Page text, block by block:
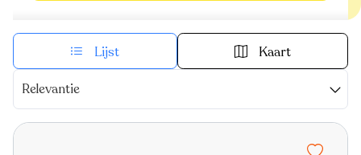
Lijst Kaart
Relevantie